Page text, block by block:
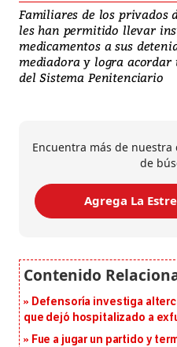
Familiares de los privados
les han permitido llevar
medicamentos a sus
mediadora y logra
del Sistema Penitenciario
Encuentra más de
de
Agrega La
Defensoría investiga
que dejó hospitalizado a
Fue a jugar un partido y